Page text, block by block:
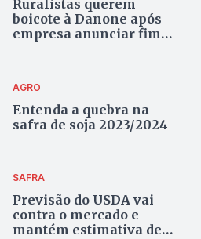
Ruralistas querem
boicote à Danone após
empresa anunciar fim
AGRO
Entenda a quebra na
safra de soja 2023/2024
SAFRA
Previsão do USDA vai
contra o mercado e
mantém estimativa de